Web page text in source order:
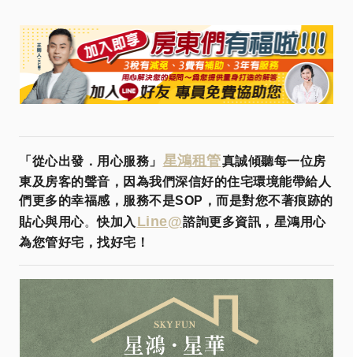
「從心出發．用心服務」 星鴻租管真誠傾聽每一位房
東及房客的聲音，因為我們深信好的住宅環境能帶給人
們更多的幸福感，服務不是SOP，而是對您不著痕跡的
貼心與用心。快加入 Line@諮詢更多資訊，星鴻用心
為您管好宅，找好宅！